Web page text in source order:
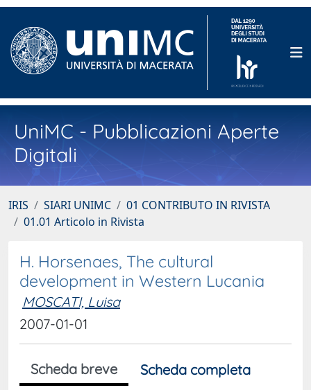
UniMC - Pubblicazioni Aperte
Digitali
IRIS SIARI UNIMC
01 CONTRIBUTO IN RIVISTA
01.01 Articolo in Rivista
H. Horsenaes, The cultural
development in Western Lucania
MOSCATI, Luisa
2007-01-01
Scheda breve
Scheda completa